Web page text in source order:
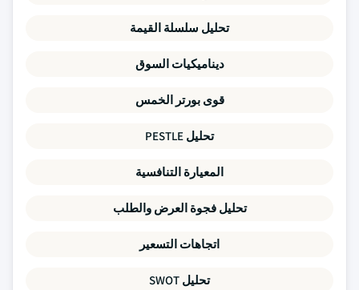
تحليل سلسلة القيمة
ديناميكيات السوق
قوى بورتر الخمس
تحليل PESTLE
المعيارة التنافسية
تحليل فجوة العرض والطلب
اتجاهات التسعير
تحليل SWOT